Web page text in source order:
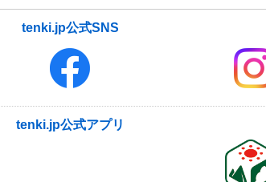
tenki.jp公式SNS
tenki.jp公式アプリ